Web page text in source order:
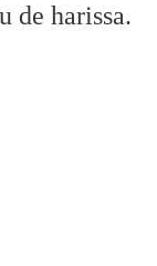
de harissa.